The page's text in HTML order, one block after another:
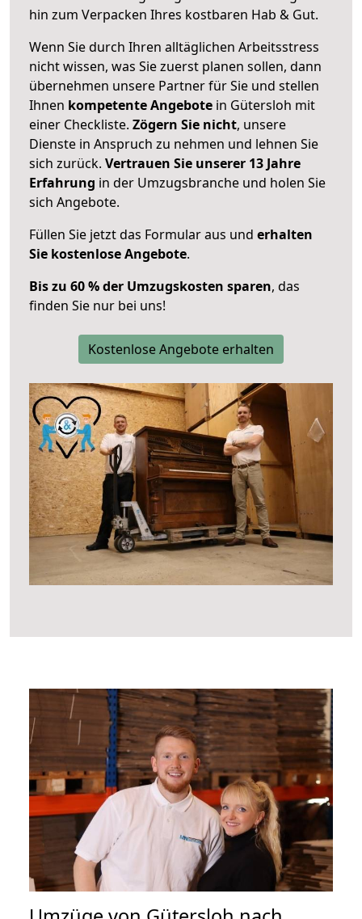
hin zum Verpacken Ihres kostbaren Hab & Gut.
Wenn Sie durch Ihren alltäglichen Arbeitsstress
nicht wissen, was Sie zuerst planen sollen, dann
übernehmen unsere Partner für Sie und stellen
Ihnen kompetente Angebote in Gütersloh mit
einer Checkliste. Zögern Sie nicht, unsere
Dienste in Anspruch zu nehmen und lehnen Sie
sich zurück. Vertrauen Sie unserer 13 Jahre
Erfahrung in der Umzugsbranche und holen Sie
sich Angebote.
Füllen Sie jetzt das Formular aus und erhalten
Sie kostenlose Angebote.
Bis zu 60 % der Umzugskosten sparen, das
finden Sie nur bei uns!
Kostenlose Angebote erhalten